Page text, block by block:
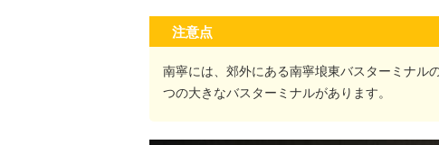
注意点
南寧には、郊外にある南寧埌東バスターミナル
つの大きなバスターミナルがあります。